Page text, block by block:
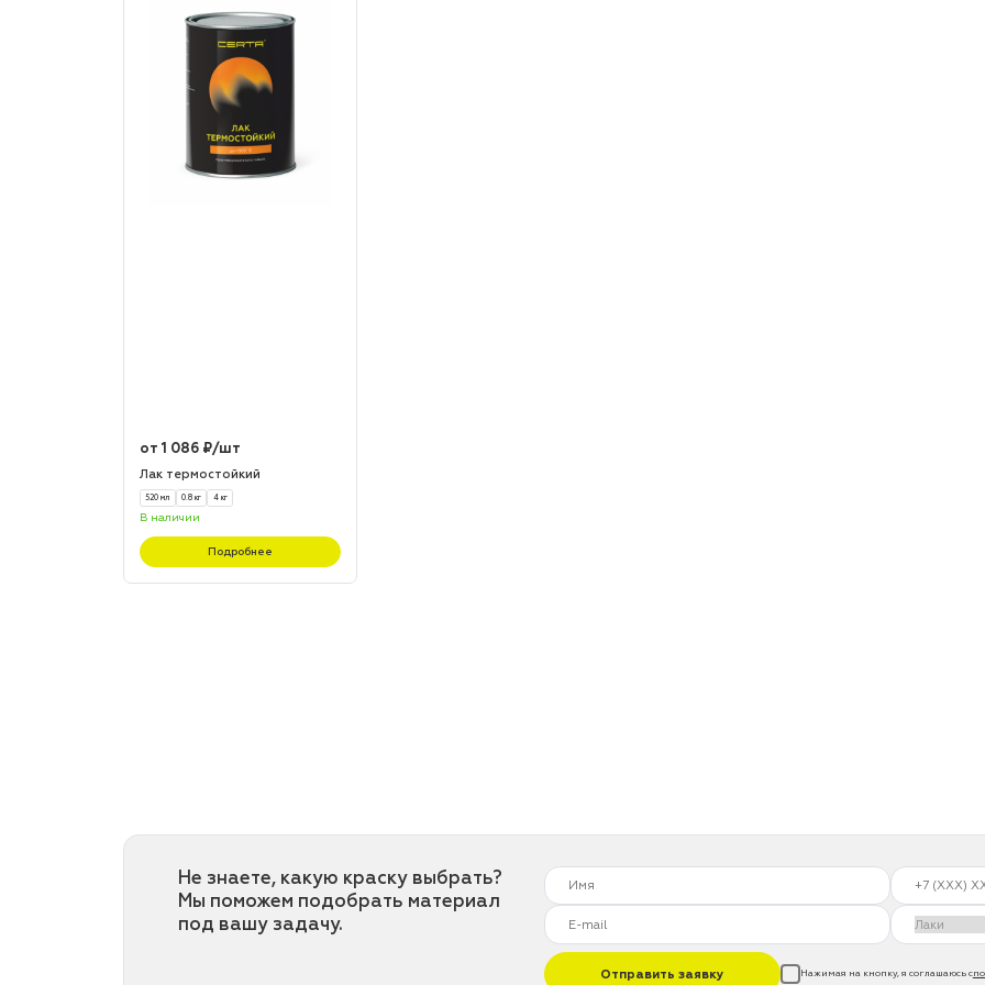
от 1 086 ₽/шт
Лак термостойкий
520 мл 0.8 кг 4 кг
В наличии
Подробнее
Не знаете, какую краску выбрать?
Мы поможем подобрать материал
под вашу задачу.
Отправить заявку Нажимая на кнопку, я соглашаюсь с